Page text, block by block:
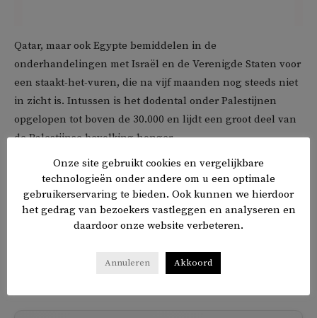
Qatar, maar ook Egypte bemiddelen in de
onderhandelingen met Israël en de Verenigde Staten voor
een staakt-het-vuren, die na vijf maanden nog steeds niet
in zicht is. Intussen is het dodental onder Palestijnen
opgelopen tot boven de 30.000 en lijdt een groot deel van
de Palestijnse bevolking honger.
Sinds 7 oktober is Hamas weer in het centrum van de
aandacht en gebruikt het momentum van de oorlog ook
om Palestijnse eenheid te forceren. Op de Westbank
zwaait de corrupte en sterk bekritiseerdeFatah-beweging
Onze site gebruikt cookies en vergelijkbare
technologieën onder andere om u een optimale
gebruikerservaring te bieden. Ook kunnen we hierdoor
het gedrag van bezoekers vastleggen en analyseren en
daardoor onze website verbeteren.
Annuleren Akkoord